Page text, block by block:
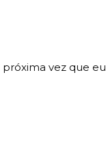
vez que